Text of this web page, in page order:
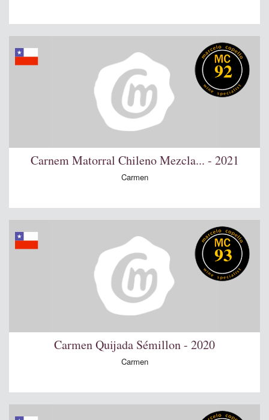
92
Carnem Matorral Chileno Mezcla... - 2021
Carmen
93
Carmen Quijada Sémillon - 2020
Carmen